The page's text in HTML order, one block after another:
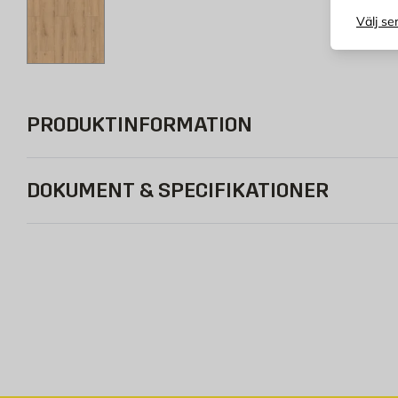
Välj
PRODUKTINFORMATION
DOKUMENT & SPECIFIKATIONER